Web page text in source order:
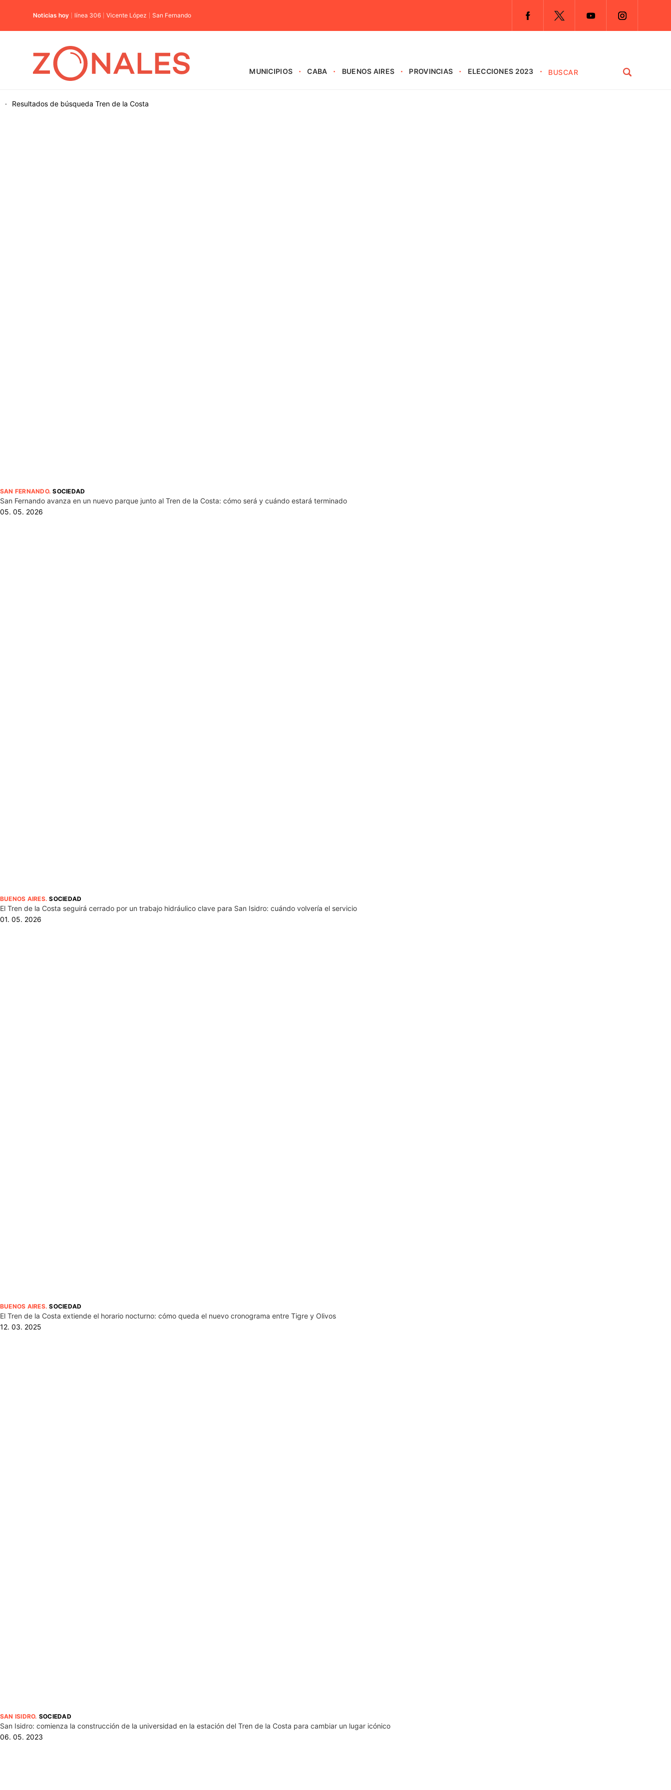
Noticias hoy línea 306 Vicente López San Fernando
MUNICIPIOS CABA BUENOS AIRES PROVINCIAS ELECCIONES 2023
Resultados de búsqueda
· Tren de la Costa
SAN FERNANDO.SOCIEDAD
San Fernando avanza en un nuevo parque junto al Tren de la Costa: cómo será y cuándo estará terminado
05. 05. 2026
BUENOS AIRES.SOCIEDAD
El Tren de la Costa seguirá cerrado por un trabajo hidráulico clave para San Isidro: cuándo volvería el servicio
01. 05. 2026
BUENOS AIRES.SOCIEDAD
El Tren de la Costa extiende el horario nocturno: cómo queda el nuevo cronograma entre Tigre y Olivos
12. 03. 2025
SAN ISIDRO. SOCIEDAD
San Isidro: comienza la construcción de la universidad en la estación del Tren de la Costa para cambiar un lugar icónico
06. 05. 2023